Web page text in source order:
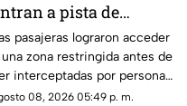
a pista de
tras perder
vuelo; autoridades
detenerlas
pasajeras lograron acceder
una zona restringida antes de
interceptadas por personal
aeropuerto.
08, 2026 05:49 p. m.